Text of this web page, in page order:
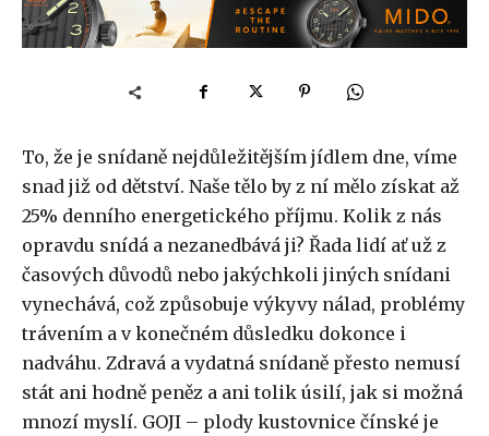
To, že je snídaně nejdůležitějším jídlem dne, víme
snad již od dětství. Naše tělo by z ní mělo získat až
25% denního energetického příjmu. Kolik z nás
opravdu snídá a nezanedbává ji? Řada lidí ať už z
časových důvodů nebo jakýchkoli jiných snídani
vynechává, což způsobuje výkyvy nálad, problémy
trávením a v konečném důsledku dokonce i
nadváhu. Zdravá a vydatná snídaně přesto nemusí
stát ani hodně peněz a ani tolik úsilí, jak si možná
mnozí myslí. GOJI – plody kustovnice čínské je